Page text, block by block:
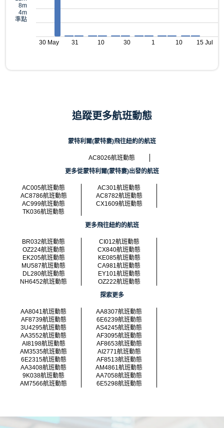
8m
4m
準點
30 May 31 10 30 1 10 15 Jul
追蹤更多航班動態
蒙特利爾(蒙特婁)飛往紐約的航班
AC8026航班動態
更多從蒙特利爾(蒙特婁)出發的航班
AC005航班動態
AC301航班動態
AC8786航班動態
AC8782航班動態
AC999航班動態
CX1609航班動態
TK036航班動態
更多飛往紐約的航班
BR032航班動態
CI012航班動態
OZ224航班動態
CX840航班動態
EK205航班動態
KE085航班動態
MU587航班動態
CA981航班動態
DL280航班動態
EY101航班動態
NH6452航班動態
OZ222航班動態
探索更多
AA8041航班動態
AA8307航班動態
AF8739航班動態
6E6239航班動態
3U4295航班動態
AS4245航班動態
AA3552航班動態
AF3095航班動態
AI8198航班動態
AF8653航班動態
AM3535航班動態
AI2771航班動態
6E2315航班動態
AF8513航班動態
AA3408航班動態
AM4861航班動態
9K038航班動態
AA7058航班動態
AM7566航班動態
6E5298航班動態